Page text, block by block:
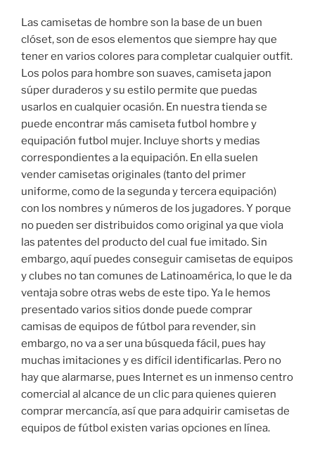
Las camisetas de hombre son la base de un buen
clóset, son de esos elementos que siempre hay que
tener en varios colores para completar cualquier outfit.
Los polos para hombre son suaves, camiseta japon
súper duraderos y su estilo permite que puedas
usarlos en cualquier ocasión. En nuestra tienda se
puede encontrar más camiseta futbol hombre y
equipación futbol mujer. Incluye shorts y medias
correspondientes a la equipación. En ella suelen
vender camisetas originales (tanto del primer
uniforme, como de la segunda y tercera equipación)
con los nombres y números de los jugadores. Y porque
no pueden ser distribuidos como original ya que viola
las patentes del producto del cual fue imitado. Sin
embargo, aquí puedes conseguir camisetas de equipos
y clubes no tan comunes de Latinoamérica, lo que le da
ventaja sobre otras webs de este tipo. Ya le hemos
presentado varios sitios donde puede comprar
camisas de equipos de fútbol para revender, sin
embargo, no va a ser una búsqueda fácil, pues hay
muchas imitaciones y es difícil identificarlas. Pero no
hay que alarmarse, pues Internet es un inmenso centro
comercial al alcance de un clic para quienes quieren
comprar mercancía, así que para adquirir camisetas de
equipos de fútbol existen varias opciones en línea.